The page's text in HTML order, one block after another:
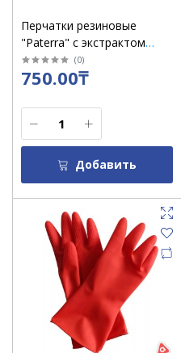
Перчатки резиновые
"Paterra" с экстрактом
алоэ, р-р L /402-417
(0)
750.00₸
Добавить